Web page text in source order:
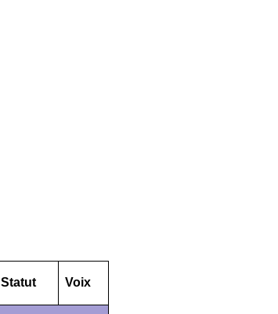
Statut Voix